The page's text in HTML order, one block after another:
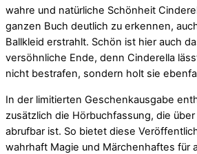
wahre und natürliche Schönheit
ganzen Buch deutlich zu erkennen,
Ballkleid erstrahlt. Schön ist hier auch
versöhnliche Ende, denn Cinderella
nicht bestrafen, sondern holt sie
In der limitierten Geschenkausgabe
zusätzlich die Hörbuchfassung, die
abrufbar ist. So bietet diese
wahrhaft Magie und Märchenhaftes für